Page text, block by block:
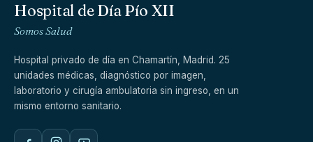
Hospital de Día Pío XII
Somos Salud
Hospital privado de día en Chamartín, Madrid. 25
unidades médicas, diagnóstico por imagen,
laboratorio y cirugía ambulatoria sin ingreso, en un
mismo entorno sanitario.